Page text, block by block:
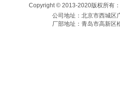
Copyright © 2013-2020版权所有
公司地址：北京市西城区
厂部地址：青岛市高新区